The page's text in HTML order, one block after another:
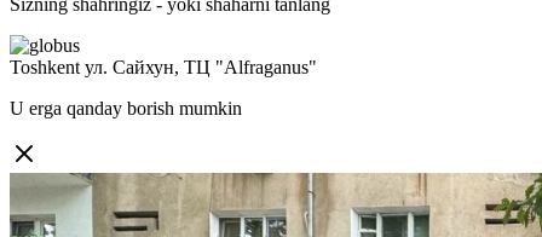
Toshkent ул. Сайхун, ТЦ "Alfraganus"
U erga qanday borish mumkin